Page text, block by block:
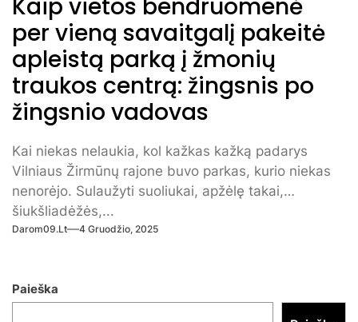
Kaip vietos bendruomenė
per vieną savaitgalį pakeitė
apleistą parką į žmonių
traukos centrą: žingsnis po
žingsnio vadovas
Kai niekas nelaukia, kol kažkas kažką padarys
Vilniaus Žirmūnų rajone buvo parkas, kurio niekas
nenorėjo. Sulaužyti suoliukai, apžėlę takai,
šiukšliadėžės,...
Darom09.lt 4 Gruodžio, 2025
Paieška